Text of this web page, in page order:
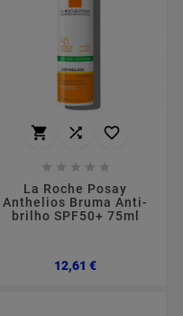
  
    
La Roche Posay
Anthelios Bruma Anti-
brilho SPF50+ 75ml
12,61 €Preço